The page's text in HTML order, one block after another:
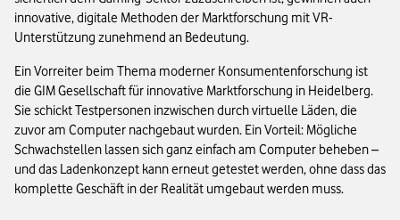
innovative, digitale Methoden der Marktforschung mit VR-
Unterstützung zunehmend an Bedeutung.
Ein Vorreiter beim Thema moderner Konsumentenforschung ist
die GIM Gesellschaft für innovative Marktforschung in Heidelberg.
Sie schickt Testpersonen inzwischen durch virtuelle Läden, die
zuvor am Computer nachgebaut wurden. Ein Vorteil: Mögliche
Schwachstellen lassen sich ganz einfach am Computer beheben –
und das Ladenkonzept kann erneut getestet werden, ohne dass das
komplette Geschäft in der Realität umgebaut werden muss.